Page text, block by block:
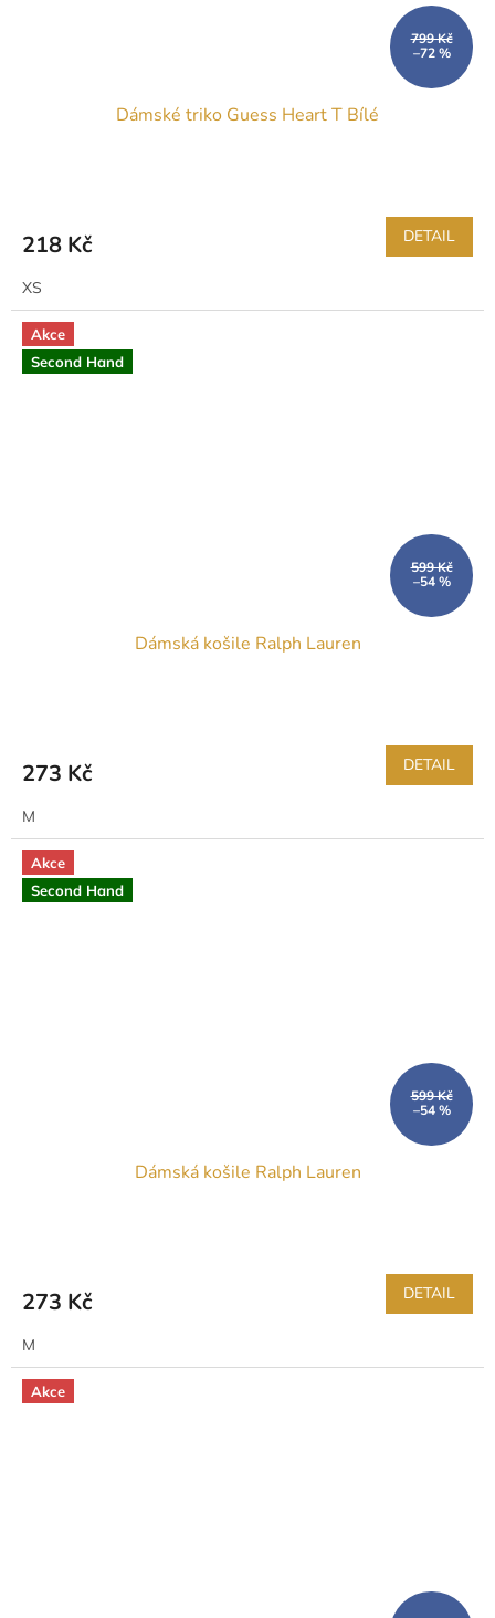
799 Kč
–72 %
Dámské triko Guess Heart T Bílé
218 Kč DETAIL
XS
Akce
Second Hand
599 Kč
–54 %
Dámská košile Ralph Lauren
273 Kč DETAIL
M
Akce
Second Hand
599 Kč
–54 %
Dámská košile Ralph Lauren
273 Kč DETAIL
M
Akce